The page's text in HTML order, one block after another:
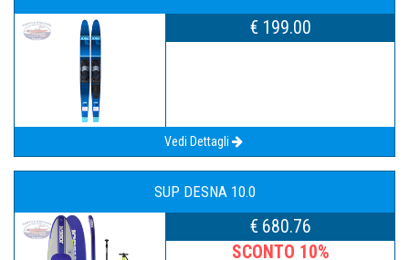
€ 199.00
Vedi Dettagli
SUP DESNA 10.0
€ 680.76
SCONTO 10%